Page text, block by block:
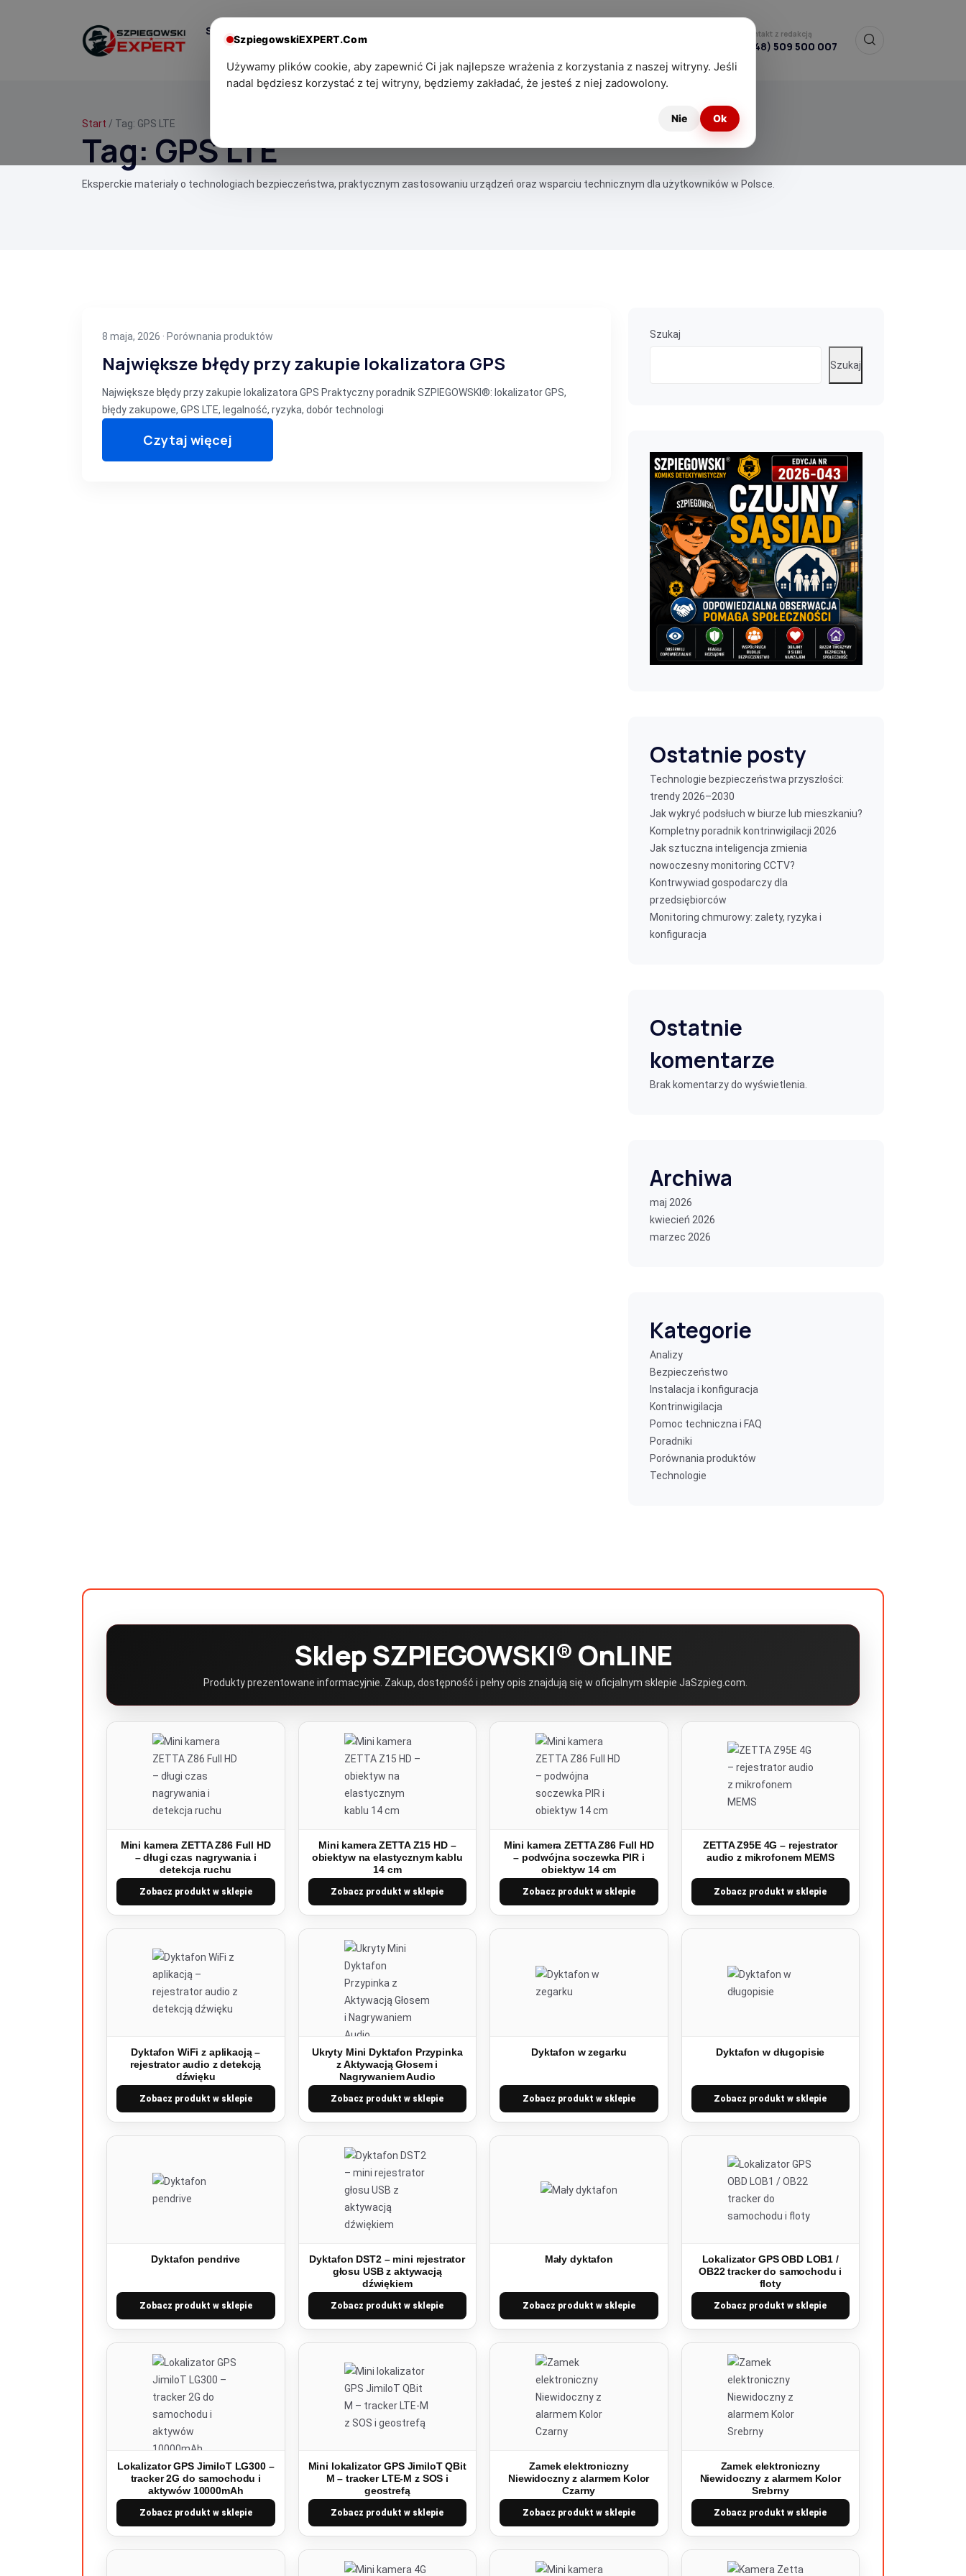
Start Kontakt z redakcją
(+48) 509 500 007
Start / Tag: GPS LTE
Tag: GPS LTE
Eksperckie materiały o technologiach bezpieczeństwa, praktycznym zastosowaniu urządzeń oraz wsparciu technicznym dla użytkowników w Polsce.
8 maja, 2026 · Porównania produktów
Największe błędy przy zakupie lokalizatora GPS
Największe błędy przy zakupie lokalizatora GPS Praktyczny poradnik SZPIEGOWSKI®: lokalizator GPS,
błędy zakupowe, GPS LTE, legalność, ryzyka, dobór technologi
Czytaj więcej
Szukaj
Szukaj
Ostatnie posty
Technologie bezpieczeństwa przyszłości:
trendy 2026–2030
Jak wykryć podsłuch w biurze lub mieszkaniu?
Kompletny poradnik kontrinwigilacji 2026
Jak sztuczna inteligencja zmienia
nowoczesny monitoring CCTV?
Kontrwywiad gospodarczy dla
przedsiębiorców
Monitoring chmurowy: zalety, ryzyka i
konfiguracja
Ostatnie
komentarze
Brak komentarzy do wyświetlenia.
Archiwa
maj 2026
kwiecień 2026
marzec 2026
Kategorie
Analizy
Bezpieczeństwo
Instalacja i konfiguracja
Kontrinwigilacja
Pomoc techniczna i FAQ
Poradniki
Porównania produktów
Technologie
Sklep SZPIEGOWSKI® OnLINE
Produkty prezentowane informacyjnie. Zakup, dostępność i pełny opis znajdują się w oficjalnym sklepie JaSzpieg.com.
Mini kamera ZETTA Z86 Full HD
– długi czas nagrywania i
detekcja ruchu
Zobacz produkt w sklepie
Mini kamera ZETTA Z15 HD –
obiektyw na elastycznym kablu
14 cm
Zobacz produkt w sklepie
Mini kamera ZETTA Z86 Full HD
– podwójna soczewka PIR i
obiektyw 14 cm
Zobacz produkt w sklepie
ZETTA Z95E 4G – rejestrator
audio z mikrofonem MEMS
Zobacz produkt w sklepie
Dyktafon WiFi z aplikacją –
rejestrator audio z detekcją
dźwięku
Zobacz produkt w sklepie
Ukryty Mini Dyktafon Przypinka
z Aktywacją Głosem i
Nagrywaniem Audio
Zobacz produkt w sklepie
Dyktafon w zegarku
Zobacz produkt w sklepie
Dyktafon w długopisie
Zobacz produkt w sklepie
Dyktafon pendrive
Zobacz produkt w sklepie
Dyktafon DST2 – mini rejestrator
głosu USB z aktywacją
dźwiękiem
Zobacz produkt w sklepie
Mały dyktafon
Zobacz produkt w sklepie
Lokalizator GPS OBD LOB1 /
OB22 tracker do samochodu i
floty
Zobacz produkt w sklepie
Lokalizator GPS JimiIoT LG300 –
tracker 2G do samochodu i
aktywów 10000mAh
Zobacz produkt w sklepie
Mini lokalizator GPS JimiIoT QBit
M – tracker LTE-M z SOS i
geostrefą
Zobacz produkt w sklepie
Zamek elektroniczny
Niewidoczny z alarmem Kolor
Czarny
Zobacz produkt w sklepie
Zamek elektroniczny
Niewidoczny z alarmem Kolor
Srebrny
Zobacz produkt w sklepie
SzpiegowskiEXPERT.Com
Używamy plików cookie, aby zapewnić Ci jak najlepsze wrażenia z korzystania z naszej witryny. Jeśli
nadal będziesz korzystać z tej witryny, będziemy zakładać, że jesteś z niej zadowolony.
Nie Ok